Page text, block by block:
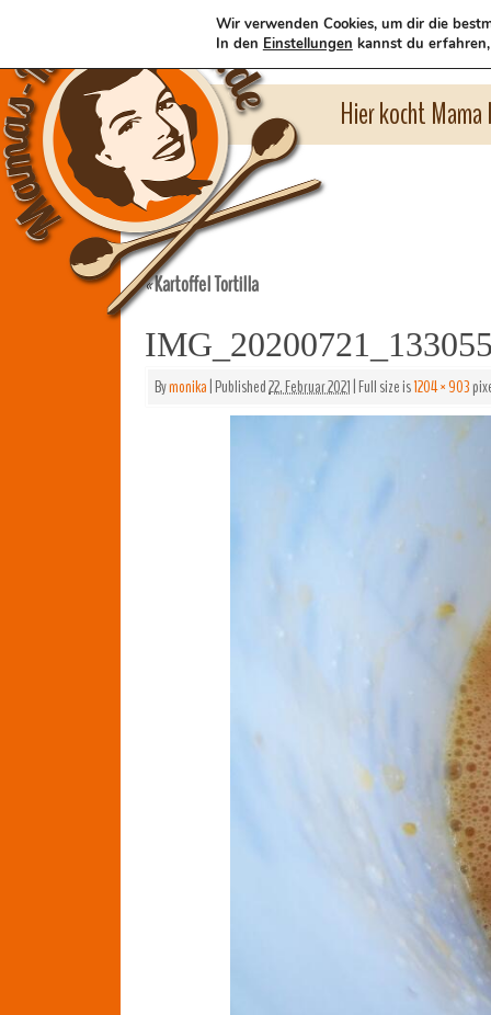
Hier kocht
«Kartoffel Tortilla
Bymonika|Published22. Februar 2021|Full size is1204 × 903
Wir verwenden Cookies, um dir die
In den Einstellungen kannst du